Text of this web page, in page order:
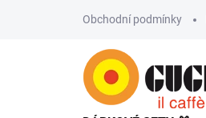
Obchodní podmínky